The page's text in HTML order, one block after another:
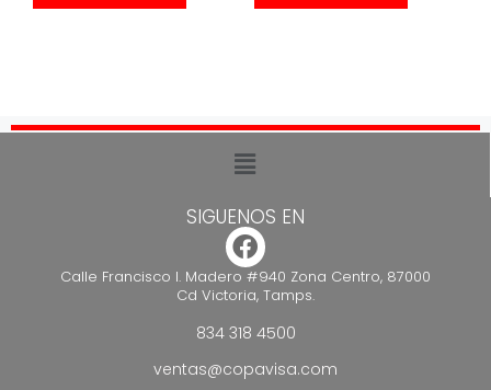
SIGUENOS EN
Calle Francisco I. Madero #940 Zona Centro, 87000
Cd Victoria, Tamps.
834 318 4500
ventas@copavisa.com